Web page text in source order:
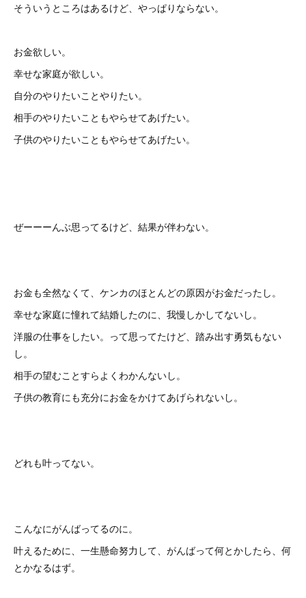
そういうところはあるけど、やっぱりならない。
お金欲しい。
幸せな家庭が欲しい。
自分のやりたいことやりたい。
相手のやりたいこともやらせてあげたい。
子供のやりたいこともやらせてあげたい。
ぜーーーんぶ思ってるけど、結果が伴わない。
お金も全然なくて、ケンカのほとんどの原因がお金だったし。
幸せな家庭に憧れて結婚したのに、我慢しかしてないし。
洋服の仕事をしたい。って思ってたけど、踏み出す勇気もない
し。
相手の望むことすらよくわかんないし。
子供の教育にも充分にお金をかけてあげられないし。
どれも叶ってない。
こんなにがんばってるのに。
叶えるために、一生懸命努力して、がんばって何とかしたら、何
とかなるはず。